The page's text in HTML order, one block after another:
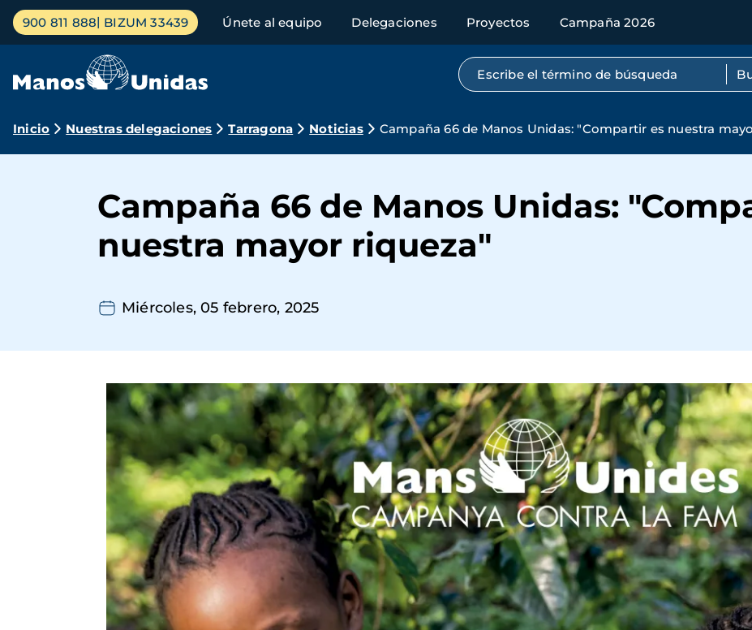
Pasar
contenido
Menú
principal
900 811 888 BIZUM 33439 Únete al equipo Delegaciones Proyectos Campaña 2026
Búsqueda por texto completo
Ruta
navegación
Inicio Nuestras delegaciones Tarragona Noticias Campaña 66 de Manos Unidas: "Compartir es nuestra
Campaña 66 de Manos Unidas:
nuestra mayor riqueza"
Miércoles, 05 febrero, 2025